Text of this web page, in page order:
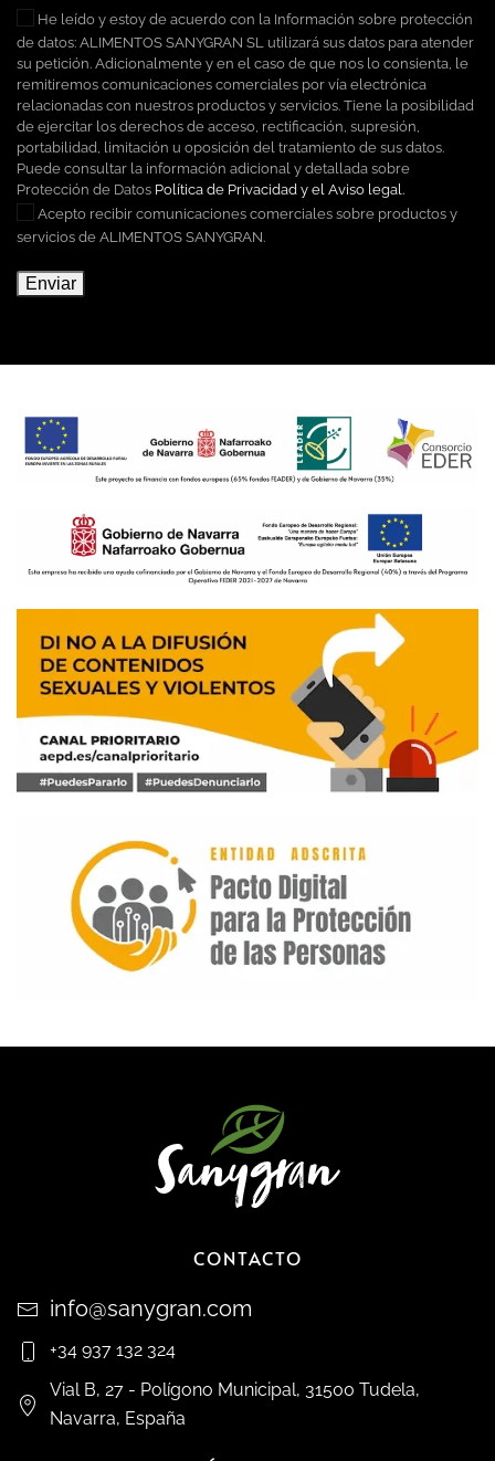
He leído y estoy de acuerdo con la Información sobre protección
de datos: ALIMENTOS SANYGRAN SL utilizará sus datos para atender
su petición. Adicionalmente y en el caso de que nos lo consienta, le
remitiremos comunicaciones comerciales por vía electrónica
relacionadas con nuestros productos y servicios. Tiene la posibilidad
de ejercitar los derechos de acceso, rectificación, supresión,
portabilidad, limitación u oposición del tratamiento de sus datos.
Puede consultar la información adicional y detallada sobre
Protección de Datos Política de Privacidad y el Aviso legal.
Acepto recibir comunicaciones comerciales sobre productos y
servicios de ALIMENTOS SANYGRAN.
CONTACTO
info@sanygran.com
+34 937 132 324
Vial B, 27 - Polígono Municipal, 31500 Tudela,
Navarra, España